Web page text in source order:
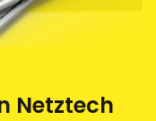
Netztech